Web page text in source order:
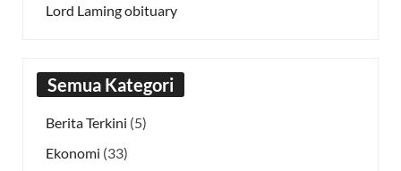
Lord Laming obituary
Semua Kategori
Berita Terkini (5)
Ekonomi (33)